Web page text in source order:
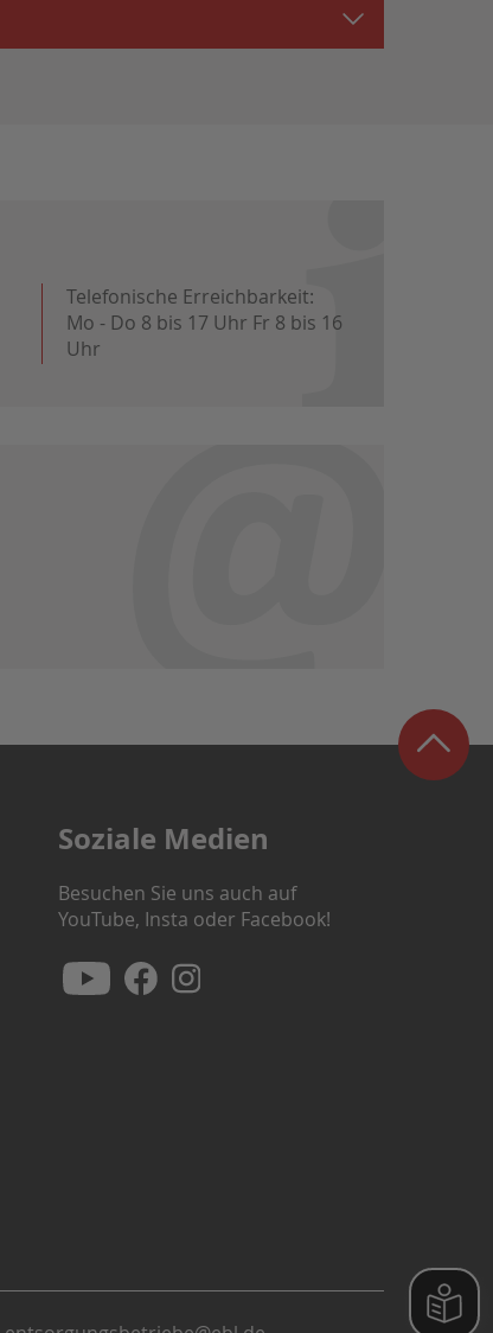
Telefonische Erreichbarkeit:
Mo - Do 8 bis 17 Uhr Fr 8 bis 16
Uhr
Soziale Medien
Besuchen Sie uns auch auf
YouTube, Insta oder Facebook!